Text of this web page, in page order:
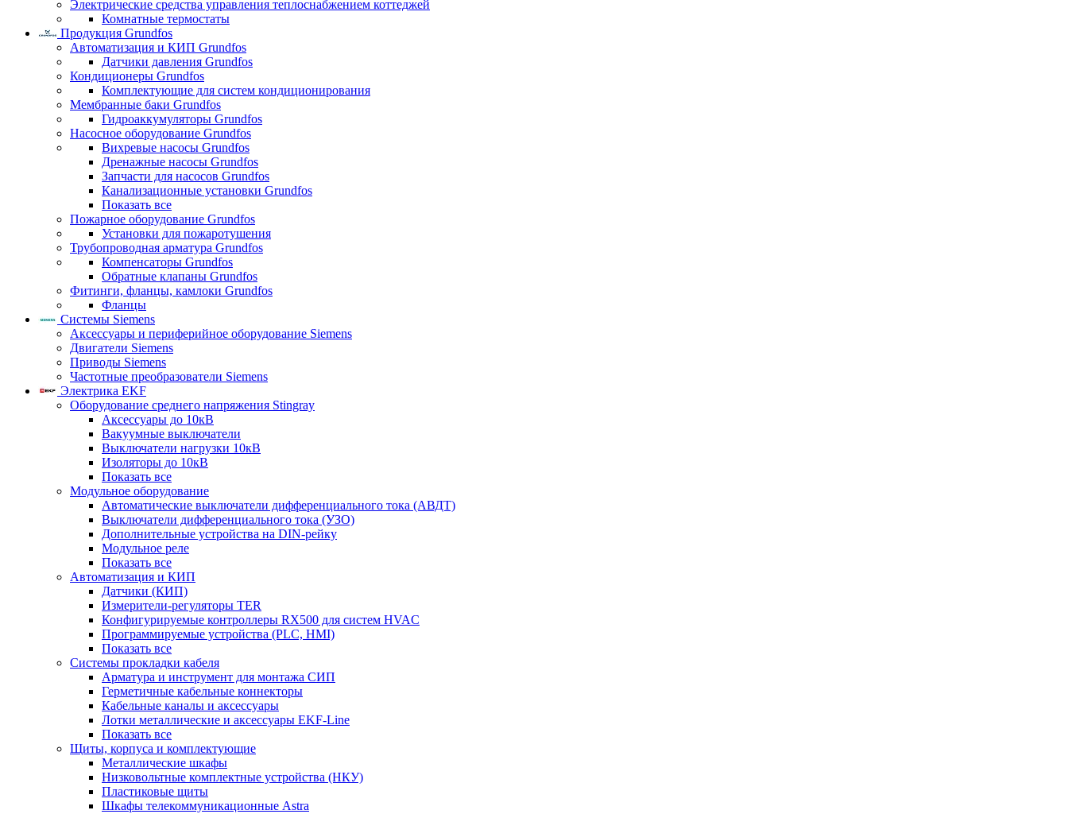
Электрические средства управления теплоснабжением коттеджей
Комнатные термостаты
Продукция Grundfos
Автоматизация и КИП Grundfos
Датчики давления Grundfos
Кондиционеры Grundfos
Комплектующие для систем кондиционирования
Мембранные баки Grundfos
Гидроаккумуляторы Grundfos
Насосное оборудование Grundfos
Вихревые насосы Grundfos
Дренажные насосы Grundfos
Запчасти для насосов Grundfos
Канализационные установки Grundfos
Показать все
Пожарное оборудование Grundfos
Установки для пожаротушения
Трубопроводная арматура Grundfos
Компенсаторы Grundfos
Обратные клапаны Grundfos
Фитинги, фланцы, камлоки Grundfos
Фланцы
Системы Siemens
Аксессуары и периферийное оборудование Siemens
Двигатели Siemens
Приводы Siemens
Частотные преобразователи Siemens
Электрика EKF
Оборудование среднего напряжения Stingray
Аксессуары до 10кВ
Вакуумные выключатели
Выключатели нагрузки 10кВ
Изоляторы до 10кВ
Показать все
Модульное оборудование
Автоматические выключатели дифференциального тока (АВДТ)
Выключатели дифференциального тока (УЗО)
Дополнительные устройства на DIN-рейку
Модульное реле
Показать все
Автоматизация и КИП
Датчики (КИП)
Измерители-регуляторы TER
Конфигурируемые контроллеры RX500 для систем HVAC
Программируемые устройства (PLC, HMI)
Показать все
Системы прокладки кабеля
Арматура и инструмент для монтажа СИП
Герметичные кабельные коннекторы
Кабельные каналы и аксессуары
Лотки металлические и аксессуары EKF-Line
Показать все
Щиты, корпуса и комплектующие
Металлические шкафы
Низковольтные комплектные устройства (НКУ)
Пластиковые щиты
Шкафы телекоммуникационные Astra